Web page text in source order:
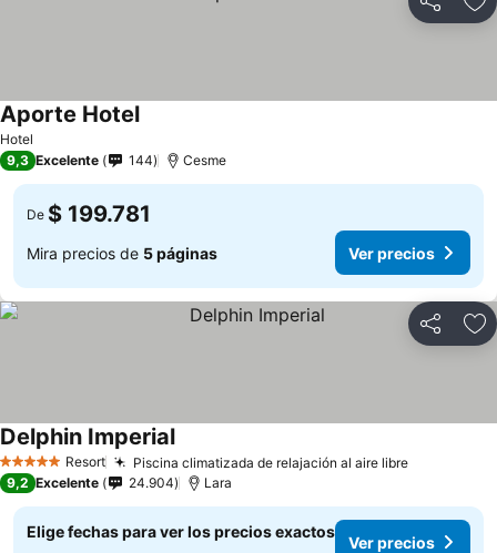
Compartir
Hotel
Aporte Hotel
9,3 Excelente 144 Cesme
De $ 199.781
Mira precios de 5 páginas Ver precios
Compartir
5 Estrellas Resort Piscina climatizada de relajación al aire libre
Delphin Imperial
9,2 Excelente 24.904 Lara
Elige fechas para ver los precios exactos
Ver precios